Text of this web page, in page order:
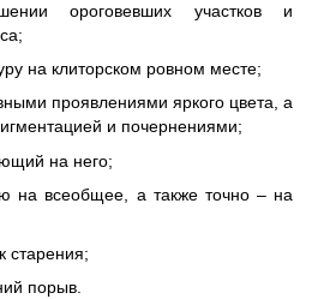
ороговевших участков и
на клиторском ровном месте;
проявлениями яркого цвета, а
и почернениями;
на него;
на всеобщее, а также точно – на
старения;
порыв.